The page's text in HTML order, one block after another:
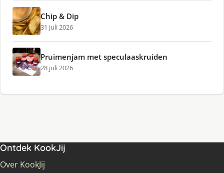
Chip & Dip
31 juli 2026
Pruimenjam met speculaaskruiden
28 juli 2026
Ontdek KookJij
Over KookJij